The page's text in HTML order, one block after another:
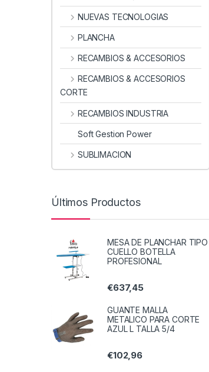
NUEVAS TECNOLOGIAS
PLANCHA
RECAMBIOS & ACCESORIOS
RECAMBIOS & ACCESORIOS
CORTE
RECAMBIOS INDUSTRIA
Soft Gestion Power
SUBLIMACION
Últimos Productos
MESA DE PLANCHAR TIPO
CUELLO BOTELLA
PROFESIONAL
€637,45
GUANTE MALLA
METALICO PARA CORTE
AZUL L TALLA 5/4
€102,96